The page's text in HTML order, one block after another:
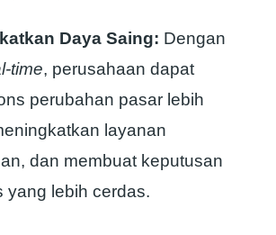
Daya Saing: Dengan
time, perusahaan dapat
perubahan pasar lebih
layanan
dan membuat keputusan
yang lebih cerdas.